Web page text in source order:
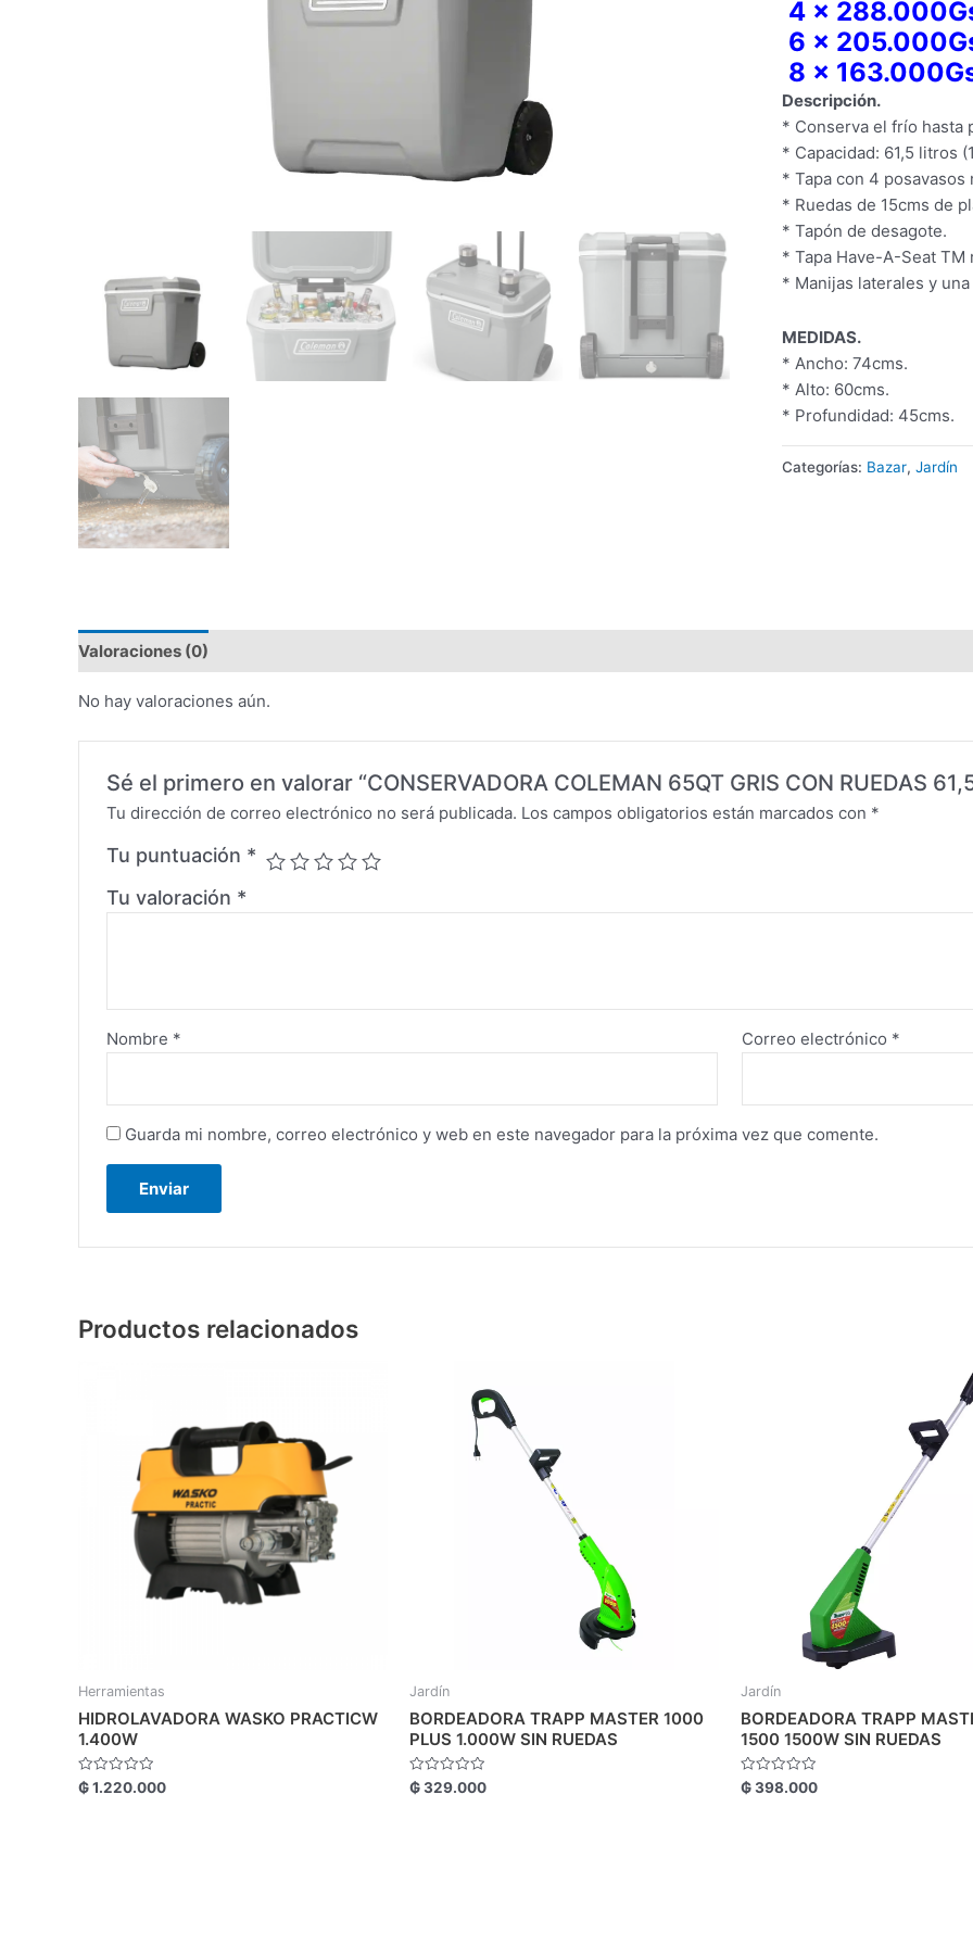
4 x
6 x
8 x
Descripción.
* Conserva el frío hasta
* Capacidad: 61,5 litros
* Tapa con 4 posavasos
* Ruedas de 15cms de
* Tapón de desagote.
* Tapa Have-A-Seat TM
* Manijas laterales y
MEDIDAS.
* Ancho: 74cms.
* Alto: 60cms.
* Profundidad: 45cms.
Categorías: Bazar, Jardín
Valoraciones (0)
No hay valoraciones aún.
Sé el primero en valorar “CONSERVADORA COLEMAN 65QT GRIS CON RUEDAS
Tu dirección de correo electrónico no será publicada. Los campos obligatorios están marcados con *
Tu puntuación *
Tu valoración *
Nombre * Correo electrónico *
Guarda mi nombre, correo electrónico y web en este navegador para la próxima vez que comente.
Productos relacionados
Herramientas
HIDROLAVADORA WASKO PRACTICW
1.400W
Valorado
con
₲1.220.000
Jardín
BORDEADORA TRAPP MASTER 1000
PLUS 1.000W SIN RUEDAS
Valorado
con
₲329.000
Jardín
BORDEADORA TRAPP
1500 1500W SIN RUEDAS
Valorado
con
₲398.000